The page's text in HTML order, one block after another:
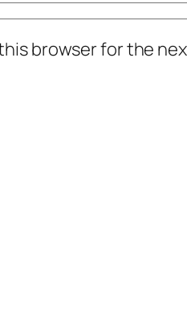
browser for the